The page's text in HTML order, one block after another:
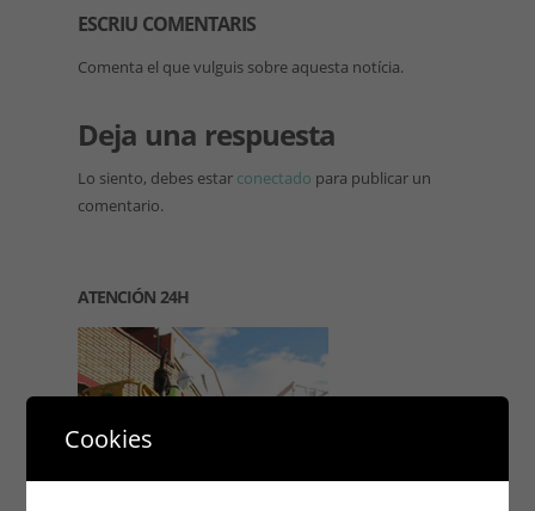
ESCRIU COMENTARIS
Comenta el que vulguis sobre aquesta notícia.
Deja una respuesta
Lo siento, debes estar conectado para publicar un
comentario.
ATENCIÓN 24H
Cookies